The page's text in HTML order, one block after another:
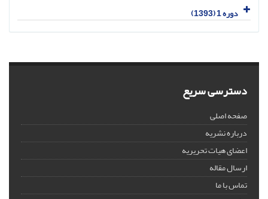
دوره 1 (1393)
دسترسی سریع
صفحه اصلی
درباره نشریه
اعضای هیات تحریریه
ارسال مقاله
تماس با ما